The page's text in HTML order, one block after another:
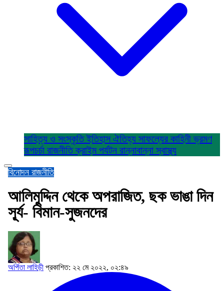
সাহিত্য ও সংস্কৃতিইতিহাস ঐতিহ্য সাফল্যের কাহিনীভ্রমণ
রূপচর্চা রাজনীতিক্রাইম পর্যটন রান্নাবান্নাস্বাস্থ্য
বিনোদন রাজনীতি
আলিমুদ্দিন থেকে অপরাজিত, ছক ভাঙা দিন
সূ্র্য- বিমান-সুজনদের
অর্পিতা লাহিড়ী প্রকাশিত: ২২ মে ২০২২, ০২:৪৯